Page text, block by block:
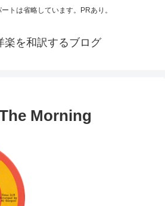
トは省略しています。PRあり。
楽を和訳するブログ
Morning